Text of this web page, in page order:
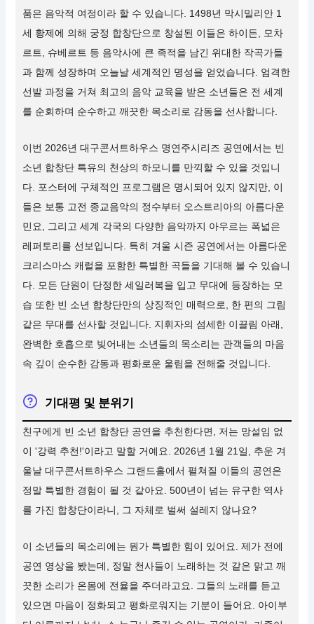
품은 음악적 여정이라 할 수 있습니다. 1498년 막시밀리안 1
세 황제에 의해 궁정 합창단으로 창설된 이들은 하이든, 모차
르트, 슈베르트 등 음악사에 큰 족적을 남긴 위대한 작곡가들
과 함께 성장하며 오늘날 세계적인 명성을 얻었습니다. 엄격한
선발 과정을 거쳐 최고의 음악 교육을 받은 소년들은 전 세계
를 순회하며 순수하고 깨끗한 목소리로 감동을 선사합니다.
이번 2026년 대구콘서트하우스 명연주시리즈 공연에서는 빈
소년 합창단 특유의 천상의 하모니를 만끽할 수 있을 것입니
다. 포스터에 구체적인 프로그램은 명시되어 있지 않지만, 이
들은 보통 고전 종교음악의 정수부터 오스트리아의 아름다운
민요, 그리고 세계 각국의 다양한 음악까지 아우르는 폭넓은
레퍼토리를 선보입니다. 특히 겨울 시즌 공연에서는 아름다운
크리스마스 캐럴을 포함한 특별한 곡들을 기대해 볼 수 있습니
다. 모든 단원이 단정한 세일러복을 입고 무대에 등장하는 모
습 또한 빈 소년 합창단만의 상징적인 매력으로, 한 편의 그림
같은 무대를 선사할 것입니다. 지휘자의 섬세한 이끌림 아래,
완벽한 호흡으로 빚어내는 소년들의 목소리는 관객들의 마음
속 깊이 순수한 감동과 평화로운 울림을 전해줄 것입니다.
기대평 및 분위기
친구에게 빈 소년 합창단 공연을 추천한다면, 저는 망설임 없
이 '강력 추천!'이라고 말할 거예요. 2026년 1월 21일, 추운 겨
울날 대구콘서트하우스 그랜드홀에서 펼쳐질 이들의 공연은
정말 특별한 경험이 될 것 같아요. 500년이 넘는 유구한 역사
를 가진 합창단이라니, 그 자체로 벌써 설레지 않나요?
이 소년들의 목소리에는 뭔가 특별한 힘이 있어요. 제가 전에
공연 영상을 봤는데, 정말 천사들이 노래하는 것 같은 맑고 깨
끗한 소리가 온몸에 전율을 주더라고요. 그들의 노래를 듣고
있으면 마음이 정화되고 평화로워지는 기분이 들어요. 아이부